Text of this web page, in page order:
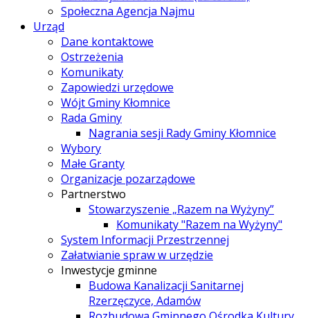
Społeczna Agencja Najmu
Urząd
Dane kontaktowe
Ostrzeżenia
Komunikaty
Zapowiedzi urzędowe
Wójt Gminy Kłomnice
Rada Gminy
Nagrania sesji Rady Gminy Kłomnice
Wybory
Małe Granty
Organizacje pozarządowe
Partnerstwo
Stowarzyszenie „Razem na Wyżyny”
Komunikaty "Razem na Wyżyny"
System Informacji Przestrzennej
Załatwianie spraw w urzędzie
Inwestycje gminne
Budowa Kanalizacji Sanitarnej
Rzerzęczyce, Adamów